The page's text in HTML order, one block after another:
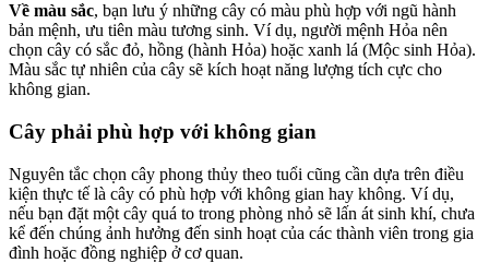
Về màu sắc, bạn lưu ý những cây có màu phù hợp với ngũ hành
bản mệnh, ưu tiên màu tương sinh. Ví dụ, người mệnh Hỏa nên
chọn cây có sắc đỏ, hồng (hành Hỏa) hoặc xanh lá (Mộc sinh Hỏa).
Màu sắc tự nhiên của cây sẽ kích hoạt năng lượng tích cực cho
không gian.
Cây phải phù hợp với không gian
Nguyên tắc chọn cây phong thủy theo tuổi cũng cần dựa trên điều
kiện thực tế là cây có phù hợp với không gian hay không. Ví dụ,
nếu bạn đặt một cây quá to trong phòng nhỏ sẽ lấn át sinh khí, chưa
kể đến chúng ảnh hưởng đến sinh hoạt của các thành viên trong gia
đình hoặc đồng nghiệp ở cơ quan.